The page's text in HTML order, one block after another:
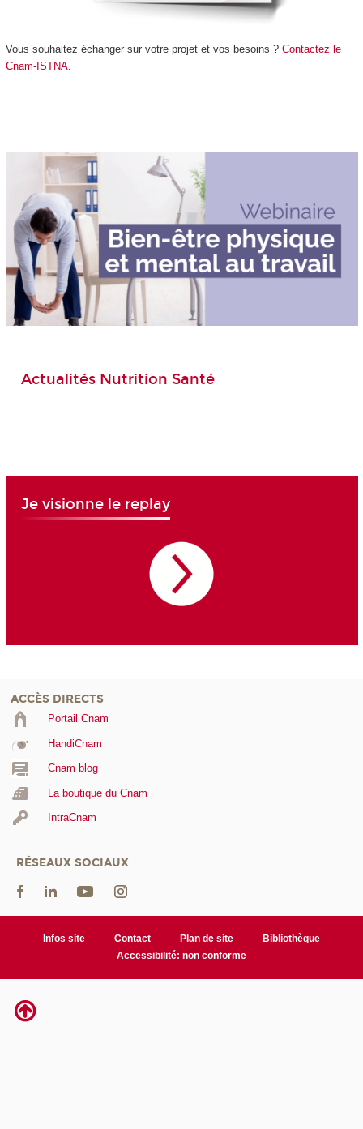
Vous souhaitez échanger sur votre projet et vos besoins ? Contactez le
Cnam-ISTNA.
Actualités Nutrition Santé
Je visionne le replay
ACCÈS DIRECTS
Portail Cnam
HandiCnam
Cnam blog
La boutique du Cnam
IntraCnam
RÉSEAUX SOCIAUX
Infos site Contact Plan de site
Bibliothèque
Accessibilité: non conforme